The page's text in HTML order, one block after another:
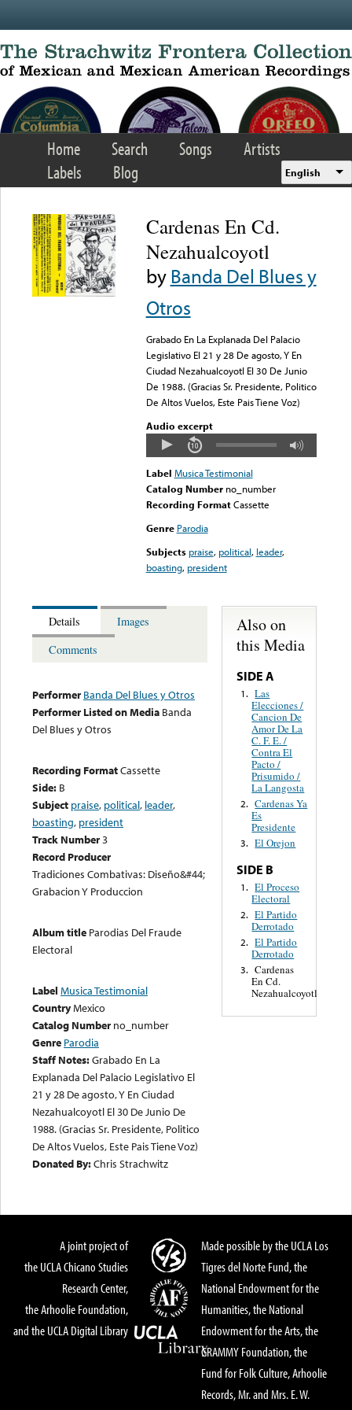
Home Search Songs
Artists
Labels
Blog English
Cardenas En Cd.
Nezahualcoyotl
byBanda Del Blues y
Otros
Grabado En La Explanada Del Palacio
Legislativo El 21 y 28 De agosto, Y En
Ciudad Nezahualcoyotl El 30 De Junio
De 1988. (Gracias Sr. Presidente, Politico
De Altos Vuelos, Este Pais Tiene Voz)
Audio excerpt
Label Musica Testimonial
Catalog Number no_number
Recording FormatCassette
Genre Parodia
Subjects praise, political, leader,
boasting, president
Details
Images
Comments
Performer Banda Del Blues y Otros
Performer Listed on Media Banda
Del Blues y Otros
Recording FormatCassette
Side: B
Subject praise, political, leader,
boasting, president
Track Number3
Record Producer
Tradiciones Combativas: Diseño&#44;
Grabacion Y Produccion
Album title Parodias Del Fraude
Electoral
Label Musica Testimonial
CountryMexico
Catalog Number no_number
Genre Parodia
Staff Notes:Grabado En La
Explanada Del Palacio Legislativo El
21 y 28 De agosto, Y En Ciudad
Nezahualcoyotl El 30 De Junio De
1988. (Gracias Sr. Presidente, Politico
De Altos Vuelos, Este Pais Tiene Voz)
Donated By:Chris Strachwitz
Also on
this Media
SIDE A
1. Las
Elecciones /
Cancion De
Amor De La
C. F. E. /
Contra El
Pacto /
Prisumido /
La Langosta
2. Cardenas Ya
Es
Presidente
3. El Orejon
SIDE B
1. El Proceso
Electoral
2. El Partido
Derrotado
2. El Partido
Derrotado
3. Cardenas
En Cd.
Nezahualcoyotl
A joint project of
the UCLA Chicano Studies
Research Center,
the Arhoolie Foundation,
and the UCLA Digital Library
Made possible by the UCLA Los
Tigres del Norte Fund, the
National Endowment for the
Humanities, the National
Endowment for the Arts, the
GRAMMY Foundation, the
Fund for Folk Culture, Arhoolie
Records, Mr. and Mrs. E. W.